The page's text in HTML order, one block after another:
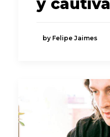
y cautiva
by Felipe Jaimes